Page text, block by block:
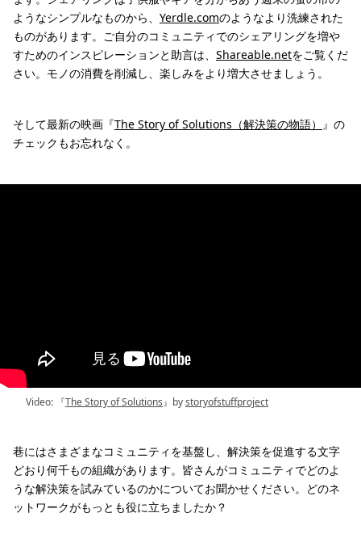
ようなシンプルなものから、 Yerdle.comのようなより洗練された
ものがあります。ご自分のコミュニティでのシェアリングを増や
すためのインスピレーションと助言は、 Shareable.netをご覧くだ
さい。モノの消費を削減し、楽しみをより増大させましょう。
そして最新の映画『The Story of Solutions（解決策の物語） 』の
チェックもお忘れなく。
Video: 『The Story of Solutions』bystoryofstuffproject
巷にはさまざまなコミュニティを基盤し、解決策を促進する文字
どおり何千もの組織があります。皆さんがコミュニティでどのよ
うな解決策を試みているのかについてお聞かせください。どのネ
ットワークがもっとも役に立ちましたか？